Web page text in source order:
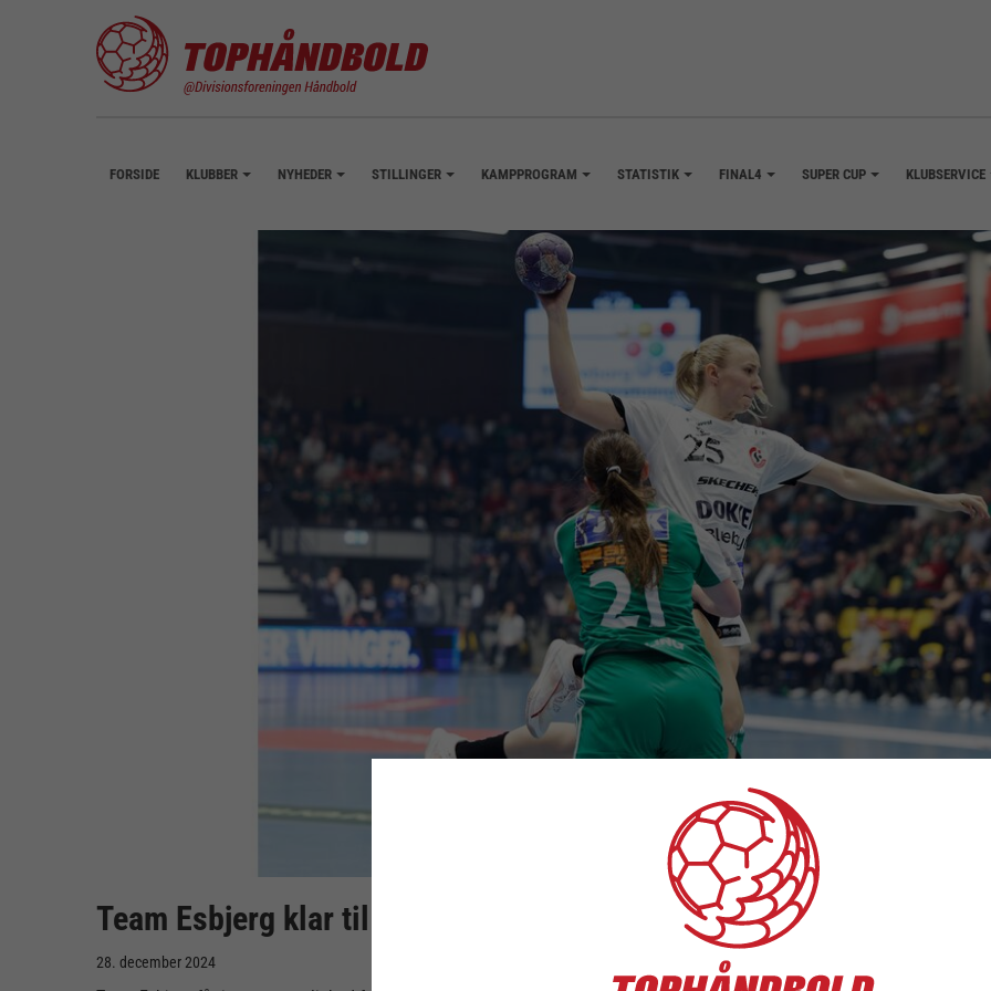
FORSIDE KLUBBER NYHEDER STILLINGER KAMPPROGRAM STATISTIK FINAL4 SUPER CUP KLUBSERVICE
Team Esbjerg klar til fjerde finale i træk
28. december 2024